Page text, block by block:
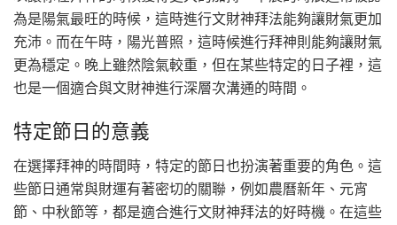
為是陽氣最旺的時候，這時進行文財神拜法能夠讓財氣更加
充沛。而在午時，陽光普照，這時候進行拜神則能夠讓財氣
更為穩定。晚上雖然陰氣較重，但在某些特定的日子裡，這
也是一個適合與文財神進行深層次溝通的時間。
特定節日的意義
在選擇拜神的時間時，特定的節日也扮演著重要的角色。這
些節日通常與財運有著密切的關聯，例如農曆新年、元宵
節、中秋節等，都是適合進行文財神拜法的好時機。在這些